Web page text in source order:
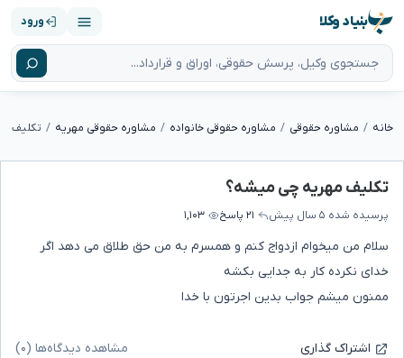
بنیاد وکلا ورود
خانه مشاوره حقوقی مشاوره حقوقی خانواده مشاوره حقوقی مهریه تکلیف
تکلیف مهریه چی میشه؟
پرسیده شده ۵ سال پیش ۲۱ پاسخ ۱,۱۰۳
سلام من میخوام ازدواج کنم و همسرم به من حق طلاق می دهد اگر
خدای نکرده کار به جدایی بکشه
ممنون میشم جواب بدین اجرتون با خدا
اشتراک گذاری مشاهده دیدگاه‌ها (۰)